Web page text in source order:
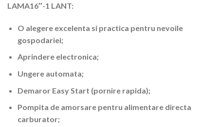
LAMA16″-1 LANT:
O alegere excelenta si practica pentru nevoile
gospodariei;
Aprindere electronica;
Ungere automata;
Demaror Easy Start (pornire rapida);
Pompita de amorsare pentru alimentare directa
carburator;